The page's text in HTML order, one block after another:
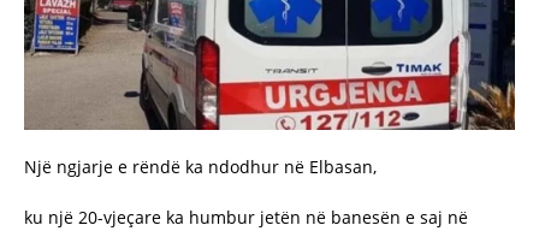
Një ngjarje e rëndë ka ndodhur në Elbasan,
ku një 20-vjeçare ka humbur jetën në banesën e saj në